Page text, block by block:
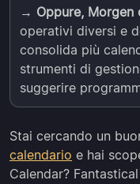
→ Oppure, Morgen
operativi diversi e
consolida più
strumenti di
suggerire
Stai cercando un
calendario e hai
Calendar?